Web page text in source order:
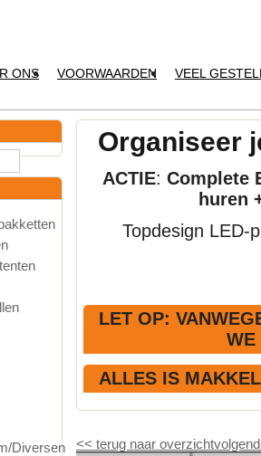
ONS VOORWAARDEN VEEL
Diversen
Organiseer
ACTIE: Complete
huren
Topdesign LED-
LET OP:
ALLES IS
<< terug naar overzicht